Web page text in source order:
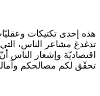
هذه إحدى تكتيكات
تدغدغ مشاعر الناس،
اقتصاديّة وإشعار الناس
تحقّق لكم مصالحكم